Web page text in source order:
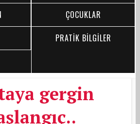
ÇOCUKLAR
PRATİK BİLGİLER
gergin